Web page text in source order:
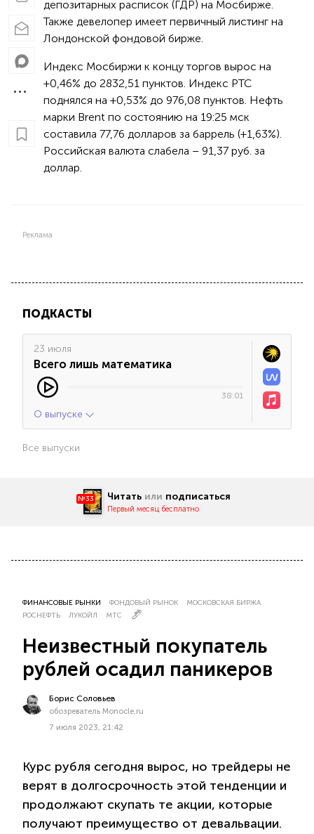
депозитарных расписок (ГДР) на Мосбирже.
Также девелопер имеет первичный листинг на
Лондонской фондовой бирже.
Индекс Мосбиржи к концу торгов вырос на
+0,46% до 2832,51 пунктов. Индекс РТС
поднялся на +0,53% до 976,08 пунктов. Нефть
марки Brent по состоянию на 19:25 мск
составила 77,76 долларов за баррель (+1,63%).
Российская валюта слабела – 91,37 руб. за
доллар.
Реклама
ПОДКАСТЫ
23 июля
Всего лишь математика
38:01
О выпуске
Все выпуски
№33 Читать или подписаться
Первый месяц бесплатно
ФИНАНСОВЫЕ РЫНКИ ФОНДОВЫЙ РЫНОК
МОСКОВСКАЯ БИРЖА
РОСНЕФТЬ
ЛУКОЙЛ МТС
Неизвестный покупатель
рублей осадил паникеров
Борис Соловьев
обозреватель Monocle.ru
7 июля 2023, 21:42
Курс рубля сегодня вырос, но трейдеры не
верят в долгосрочность этой тенденции и
продолжают скупать те акции, которые
получают преимущество от девальвации.